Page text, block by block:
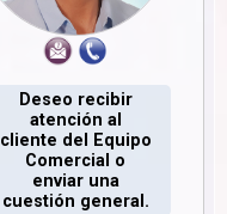
Deseo recibir
atención al
cliente del Equipo
Comercial o
enviar una
cuestión general.